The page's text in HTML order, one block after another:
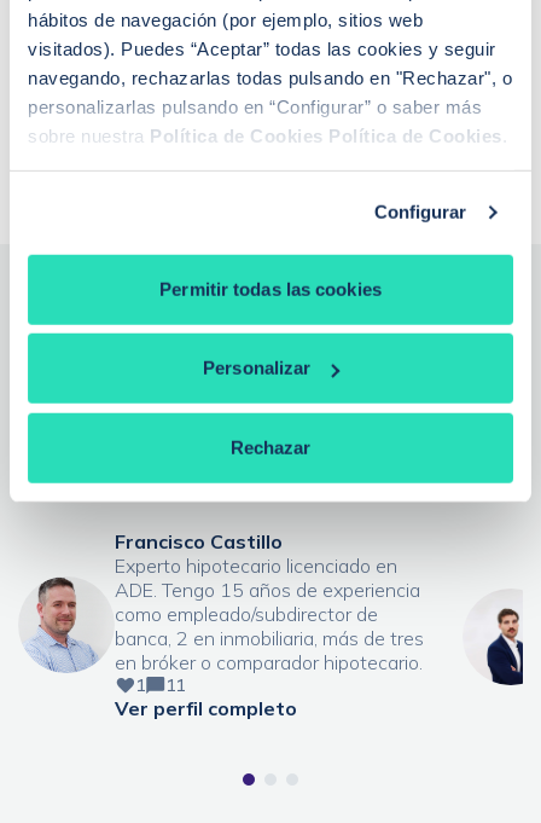
hábitos de navegación (por ejemplo, sitios web
visitados). Puedes “Aceptar” todas las cookies y seguir
navegando, rechazarlas todas pulsando en "Rechazar", o
personalizarlas pulsando en “Configurar” o saber más
sobre nuestra Política de Cookies Política de Cookies .
Configurar
Permitir todas las cookies
Personalizar
Rechazar
hipoteca?
Si baja el euríbor, ¿baja la hipoteca?
¿Qué euríbor se aplica para revisar la hipoteca?
¿De qué depende la tasación de una vivienda?
¿Qué es la extinción de condominio con
compensación económica?
¿Necesitas la ayuda de un
experto?
Nuestros expertos analizan tu caso, te explican todas las
ofertas y negocian por ti las mejores condiciones entre más de
Francisco Castillo
Experto hipotecario licenciado en
ADE. Tengo 15 años de experiencia
como empleado/subdirector de
banca, 2 en inmobiliaria, más de tres
en bróker o comparador hipotecario.
1 11
Ver perfil completo